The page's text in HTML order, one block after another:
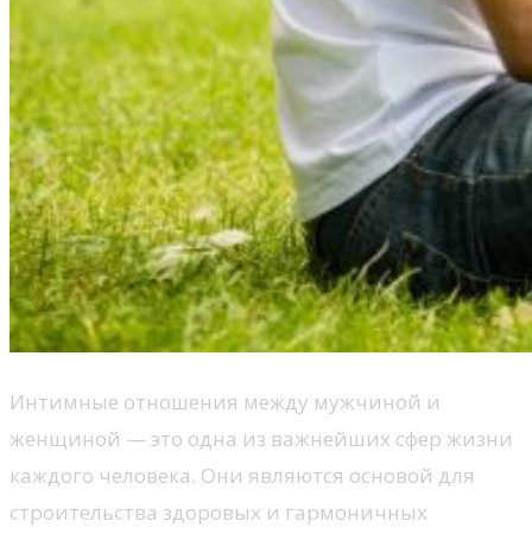
Интимные отношения между мужчиной и
женщиной — это одна из важнейших сфер жизни
каждого человека. Они являются основой для
строительства здоровых и гармоничных